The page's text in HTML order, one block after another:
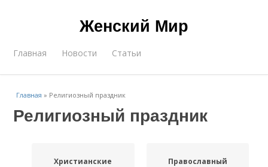
Женский Мир
Главная Новости Статьи
Главная » Религиозный праздник
Религиозный праздник
Христианские
Православный